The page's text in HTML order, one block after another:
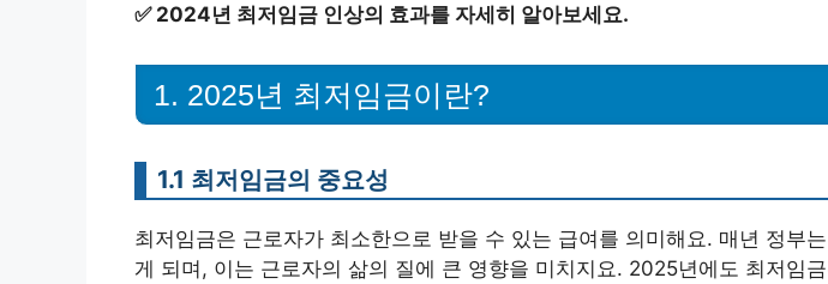
✅ 2024년 최저임금 인상의 효과를 자세히 알아보세요.
1. 2025년 최저임금이란?
1.1 최저임금의 중요성
최저임금은 근로자가 최소한으로 받을 수 있는 급여를 의미해요. 매년 정부
게 되며, 이는 근로자의 삶의 질에 큰 영향을 미치지요. 2025년에도 최저임